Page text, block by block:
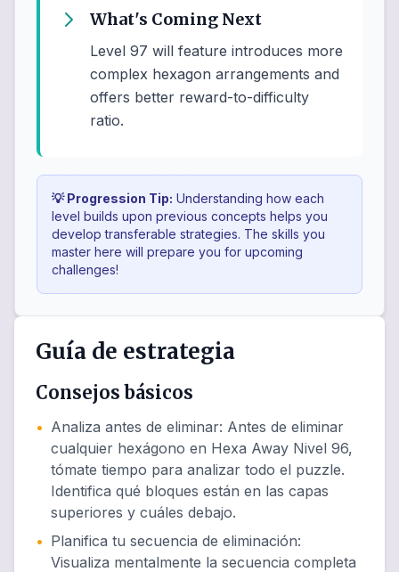
What's Coming Next
Level 97 will feature introduces more
complex hexagon arrangements and
offers better reward-to-difficulty
ratio.
💡 Progression Tip: Understanding how each
level builds upon previous concepts helps you
develop transferable strategies. The skills you
master here will prepare you for upcoming
challenges!
Guía de estrategia
Consejos básicos
• Analiza antes de eliminar: Antes de eliminar
cualquier hexágono en Hexa Away Nivel 96,
tómate tiempo para analizar todo el puzzle.
Identifica qué bloques están en las capas
superiores y cuáles debajo.
• Planifica tu secuencia de eliminación:
Visualiza mentalmente la secuencia completa